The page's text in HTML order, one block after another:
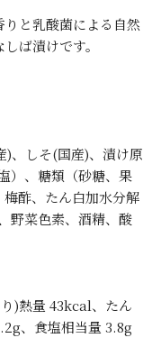
と乳酸菌による自然
ば漬けです。
)、しそ(国産)、漬け原
）、糖類（砂糖、果
酢、たん白加水分解
野菜色素、酒精、酸
)熱量 43kcal、たん
、食塩相当量 3.8g